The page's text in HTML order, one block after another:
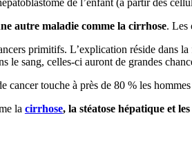
autre maladie comme la cirrhose. Les
primitifs. L’explication réside dans
le sang, celles-ci auront de grandes
touche à près de 80 % les
la cirrhose, la stéatose hépatique et